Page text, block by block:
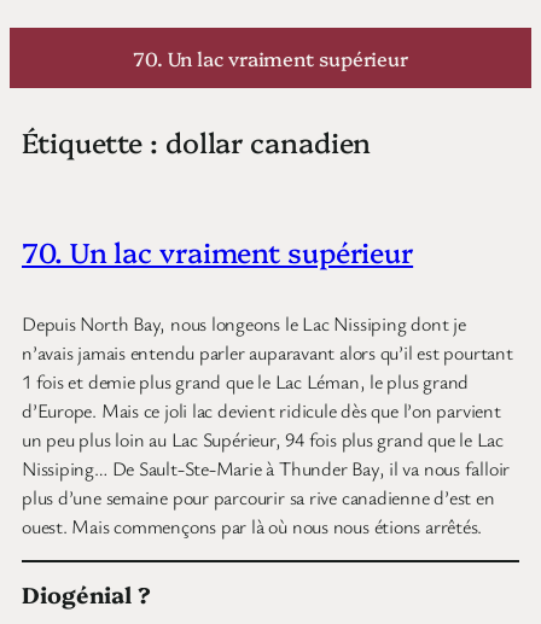
Aller
70. Un lac vraiment supérieur
Étiquette : dollar canadien
70. Un lac vraiment supérieur
Depuis North Bay, nous longeons le Lac Nissiping dont je
n’avais jamais entendu parler auparavant alors qu’il est pourtant
1 fois et demie plus grand que le Lac Léman, le plus grand
d’Europe. Mais ce joli lac devient ridicule dès que l’on parvient
un peu plus loin au Lac Supérieur, 94 fois plus grand que le Lac
Nissiping… De Sault-Ste-Marie à Thunder Bay, il va nous falloir
plus d’une semaine pour parcourir sa rive canadienne d’est en
ouest. Mais commençons par là où nous nous étions arrêtés.
Diogénial ?